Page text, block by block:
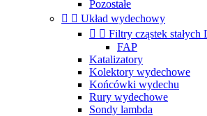
Pozostałe
  Układ wydechowy
  Filtry cząstek stałych
FAP
Katalizatory
Kolektory wydechowe
Końcówki wydechu
Rury wydechowe
Sondy lambda